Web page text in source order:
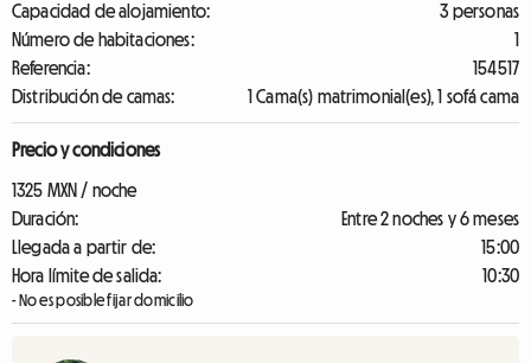
Capacidad de alojamiento:
3 personas
Número de habitaciones:
1
Referencia:
154517
Distribución de camas:
1 Cama(s) matrimonial(es), 1 sofá cama
Precio y condiciones
1325 MXN / noche
Duración:
Entre 2 noches y 6 meses
Llegada a partir de:
15:00
Hora límite de salida:
10:30
- No es posible fijar domicilio